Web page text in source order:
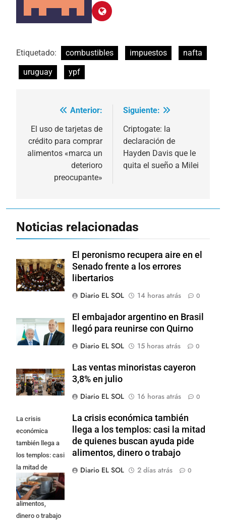
Etiquetado: combustibles impuestos
nafta
uruguay
ypf
Navegación
de
entradas
Anterior:
El uso de tarjetas de
crédito para comprar
alimentos «marca un
deterioro
preocupante»
Siguiente:
Criptogate: la
declaración de
Hayden Davis que le
quita el sueño a Milei
Noticias relacionadas
El peronismo recupera aire en el
Senado frente a los errores
libertarios
Diario EL SOL
14 horas atrás 0
El embajador argentino en Brasil
llegó para reunirse con Quirno
Diario EL SOL
15 horas atrás 0
Las ventas minoristas cayeron
3,8% en julio
Diario EL SOL
16 horas atrás 0
La crisis
económica
también llega a
los templos: casi
la mitad de
quienes buscan
ayuda pide
alimentos,
dinero o trabajo
La crisis económica también
llega a los templos: casi la mitad
de quienes buscan ayuda pide
alimentos, dinero o trabajo
Diario EL SOL
2 días atrás 0